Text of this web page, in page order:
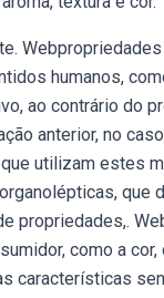
humanos,
ao contrário do
anterior, no
utilizam estes
propriedades,.
como a
características